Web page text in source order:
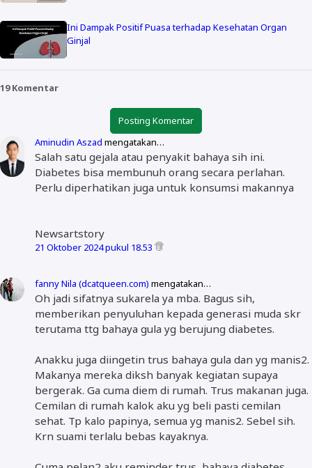
Ini Dampak Positif Puasa terhadap Kesehatan Organ
Ginjal
19 Komentar
Posting Komentar
Aminudin Aszad mengatakan…
Salah satu gejala atau penyakit bahaya sih ini.
Diabetes bisa membunuh orang secara perlahan.
Perlu diperhatikan juga untuk konsumsi makannya
Newsartstory
21 Oktober 2024 pukul 18.53
fanny Nila (dcatqueen.com) mengatakan…
Oh jadi sifatnya sukarela ya mba. Bagus sih,
memberikan penyuluhan kepada generasi muda skr
terutama ttg bahaya gula yg berujung diabetes.
Anakku juga diingetin trus bahaya gula dan yg manis2.
Makanya mereka diksh banyak kegiatan supaya
bergerak. Ga cuma diem di rumah. Trus makanan juga.
Cemilan di rumah kalok aku yg beli pasti cemilan
sehat. Tp kalo papinya, semua yg manis2. Sebel sih.
Krn suami terlalu bebas kayaknya.